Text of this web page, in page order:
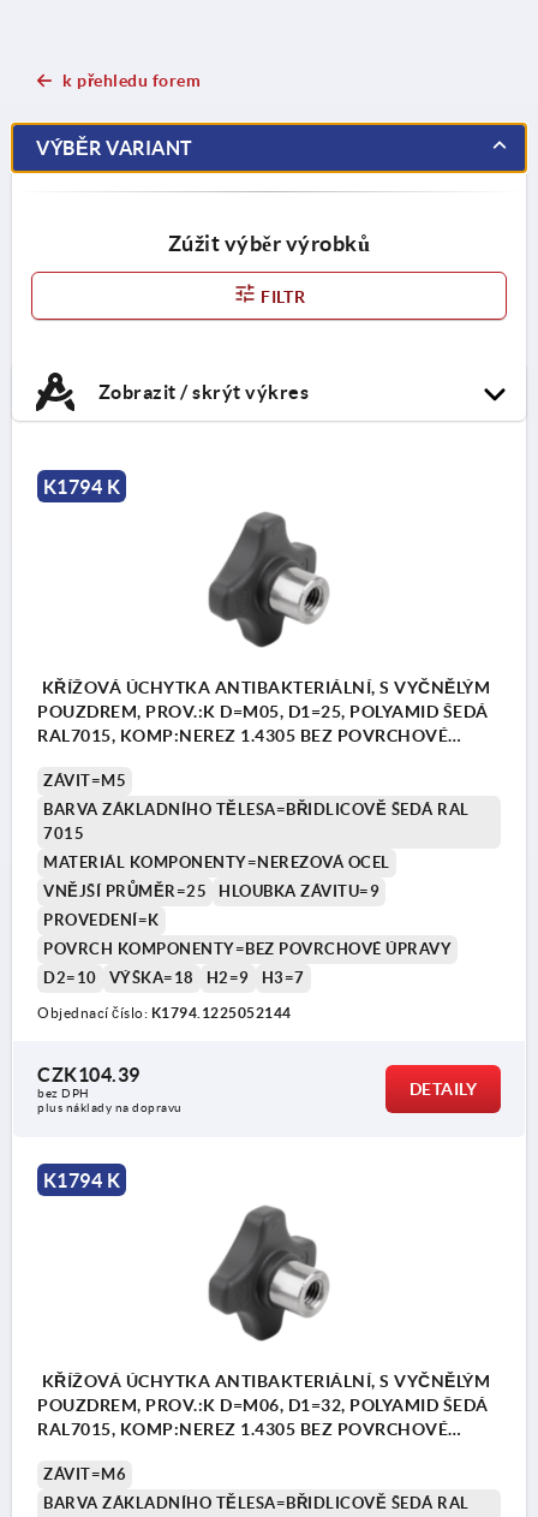
k přehledu forem
VÝBĚR VARIANT
Zúžit výběr výrobků
FILTR
Zobrazit / skrýt výkres
K1794 K
KŘÍŽOVÁ ÚCHYTKA ANTIBAKTERIÁLNÍ, S VYČNĚLÝM
POUZDREM, PROV.:K D=M05, D1=25, POLYAMID ŠEDÁ
RAL7015, KOMP:NEREZ 1.4305 BEZ POVRCHOVÉ
ZÁVIT=M5
BARVA ZÁKLADNÍHO TĚLESA=BŘIDLICOVĚ ŠEDÁ RAL
7015
MATERIÁL KOMPONENTY=NEREZOVÁ OCEL
VNĚJŠÍ PRŮMĚR=25
HLOUBKA ZÁVITU=9
PROVEDENÍ=K
POVRCH KOMPONENTY=BEZ POVRCHOVÉ ÚPRAVY
D2=10
VÝŠKA=18 H2=9 H3=7
Objednací číslo: K1794.1225052144
CZK104.39
bez DPH
plus náklady na dopravu
DETAILY
K1794 K
KŘÍŽOVÁ ÚCHYTKA ANTIBAKTERIÁLNÍ, S VYČNĚLÝM
POUZDREM, PROV.:K D=M06, D1=32, POLYAMID ŠEDÁ
RAL7015, KOMP:NEREZ 1.4305 BEZ POVRCHOVÉ
ZÁVIT=M6
BARVA ZÁKLADNÍHO TĚLESA=BŘIDLICOVĚ ŠEDÁ RAL